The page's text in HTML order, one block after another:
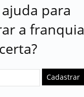
para
a franquia
certa?
Cadastrar